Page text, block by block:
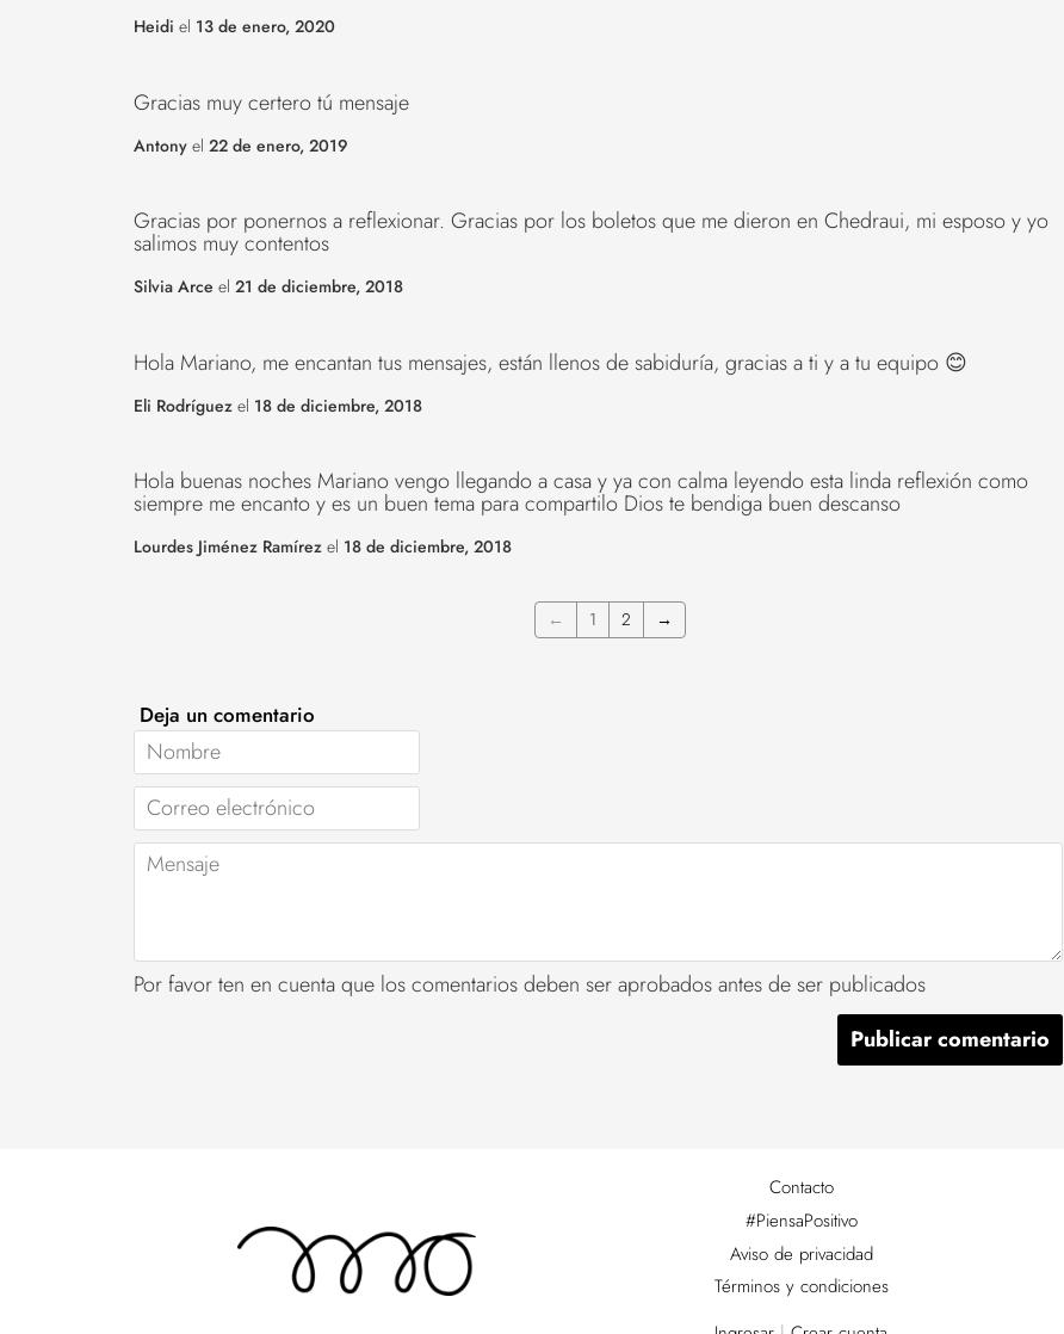
Heidi el 13 de enero, 2020
Gracias muy certero tú mensaje
Antony el 22 de enero, 2019
Gracias por ponernos a reflexionar. Gracias por los boletos que me dieron en Chedraui, mi esposo y yo
salimos muy contentos
Silvia Arce el 21 de diciembre, 2018
Hola Mariano, me encantan tus mensajes, están llenos de sabiduría, gracias a ti y a tu equipo 😊
Eli Rodríguez el 18 de diciembre, 2018
Hola buenas noches Mariano vengo llegando a casa y ya con calma leyendo esta linda reflexión como
siempre me encanto y es un buen tema para compartilo Dios te bendiga buen descanso
Lourdes Jiménez Ramírez el 18 de diciembre, 2018
← 1 2 →
Deja un comentario
Nombre
Correo
electrónico
Mensaje
Por favor ten en cuenta que los comentarios deben ser aprobados antes de ser publicados
Contacto
#PiensaPositivo
Aviso de privacidad
Términos y condiciones